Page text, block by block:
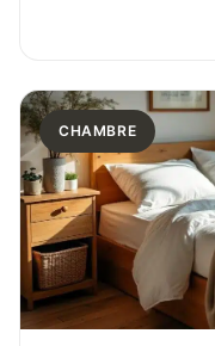
CHAMBRE